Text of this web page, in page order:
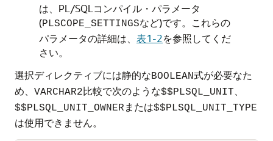
は、PL/SQLコンパイル・パラメータ
(PLSCOPE_SETTINGSなど)です。これらの
パラメータの詳細は、 表1-2を参照してくだ
さい。
選択ディレクティブには静的なBOOLEAN式が必要なた
め、 VARCHAR2比較で次のような$$PLSQL_UNIT
$$PLSQL_UNIT_OWNER または$$PLSQL_UNIT_TYPE
は使用できません。